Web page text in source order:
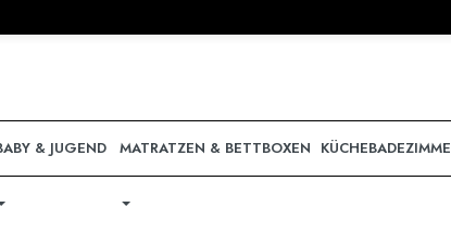
Bis zu -55% auf DanKüchen
& JUGEND MATRATZEN & BETTBOXEN KÜCHE